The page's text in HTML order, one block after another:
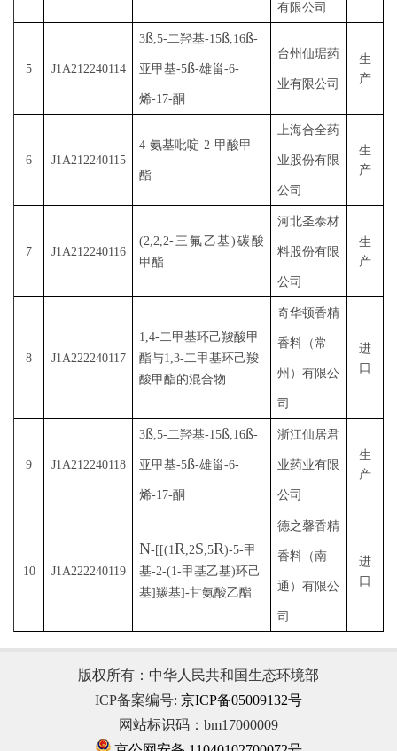
有限公司
5 J1A212240114
3ß,5-二羟基-15ß,16ß-
亚甲基-5ß-雄甾-6-
烯-17-酮
台州仙琚药
业有限公司
生
产
6 J1A212240115
4-氨基吡啶-2-甲酸甲
酯
上海合全药
业股份有限
公司
生
产
7 J1A212240116
(2,2,2-三氟乙基) 碳酸
甲酯
河北圣泰材
料股份有限
公司
生
产
8 J1A222240117
1,4-二甲基环己羧酸甲
酯与1,3-二甲基环己羧
酸甲酯的混合物
奇华顿香精
香料（常
州）有限公
司
进
口
9 J1A212240118
3ß,5-二羟基-15ß,16ß-
亚甲基-5ß-雄甾-6-
烯-17-酮
浙江仙居君
业药业有限
公司
生
产
10 J1A222240119
N-[[(1R,2S,5R)-5-甲
基-2-(1-甲基乙基)环己
基]羰基]-甘氨酸乙酯
德之馨香精
香料（南
通）有限公
司
进
口
版权所有：中华人民共和国生态环境部
ICP备案编号: 京ICP备05009132号
网站标识码：bm17000009